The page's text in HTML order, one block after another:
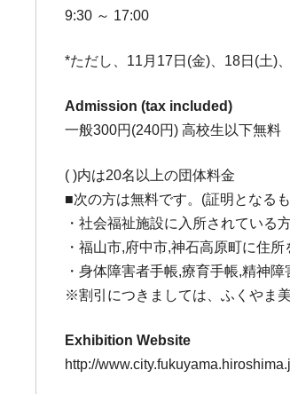
9:30 ～ 17:00
*ただし、11月17日(金)、18日(土)
Admission (tax included)
一般300円(240円) 高校生以下無料
( )内は20名以上の団体料金
■次の方は無料です。(証明となる
・社会福祉施設に入所されている方
・福山市,府中市,神石高原町に住
・身体障害者手帳,療育手帳,精神
※割引につきましては、ふくやま
Exhibition Website
http://